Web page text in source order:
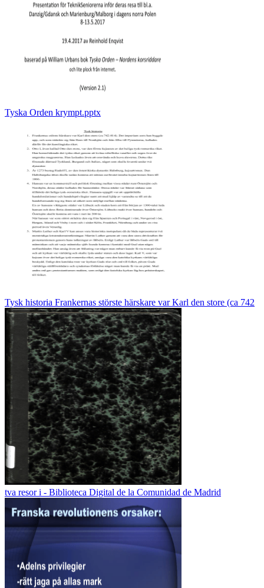
Tyska Orden krympt.pptx
Tysk historia Frankernas störste härskare var Karl den store (ca 742
tva resor i - Biblioteca Digital de la Comunidad de Madrid